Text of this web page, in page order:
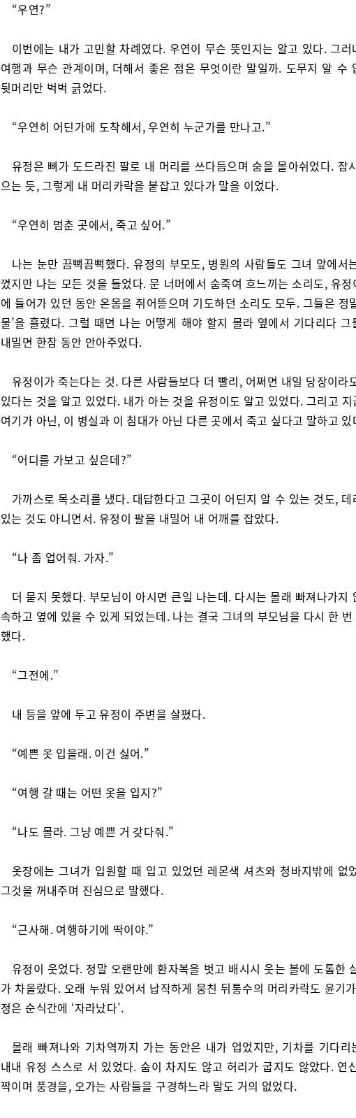
“우연?”
이번에는 내가 고민할 차례였다. 우연이 무슨 뜻인지는 알고 있다. 그러
여행과 무슨 관계이며, 더해서 좋은 점은 무엇이란 말일까. 도무지 알 수
뒷머리만 벅벅 긁었다.
“우연히 어딘가에 도착해서, 우연히 누군가를 만나고.”
유정은 뼈가 도드라진 팔로 내 머리를 쓰다듬으며 숨을 몰아쉬었다. 잠
으는 듯, 그렇게 내 머리카락을 붙잡고 있다가 말을 이었다.
“우연히 멈춘 곳에서, 죽고 싶어.”
나는 눈만 끔뻑끔뻑했다. 유정의 부모도, 병원의 사람들도 그녀 앞에서
꼈지만 나는 모든 것을 들었다. 문 너머에서 숨죽여 흐느끼는 소리도, 유정
에 들어가 있던 동안 온몸을 쥐어뜯으며 기도하던 소리도 모두. 그들은 정
물’을 흘렸다. 그럴 때면 나는 어떻게 해야 할지 몰라 옆에서 기다리다 그
내밀면 한참 동안 안아주었다.
유정이가 죽는다는 것. 다른 사람들보다 더 빨리, 어쩌면 내일 당장이라
있다는 것을 알고 있었다. 내가 아는 것을 유정이도 알고 있었다. 그리고 지
여기가 아닌, 이 병실과 이 침대가 아닌 다른 곳에서 죽고 싶다고 말하고 있
“어디를 가보고 싶은데?”
가까스로 목소리를 냈다. 대답한다고 그곳이 어딘지 알 수 있는 것도, 데
있는 것도 아니면서. 유정이 팔을 내밀어 내 어깨를 잡았다.
“나 좀 업어줘. 가자.”
더 묻지 못했다. 부모님이 아시면 큰일 나는데. 다시는 몰래 빠져나가지
속하고 옆에 있을 수 있게 되었는데. 나는 결국 그녀의 부모님을 다시 한
했다.
“그전에.”
내 등을 앞에 두고 유정이 주변을 살폈다.
“예쁜 옷 입을래. 이건 싫어.”
“여행 갈 때는 어떤 옷을 입지?”
“나도 몰라. 그냥 예쁜 거 갖다줘.”
옷장에는 그녀가 입원할 때 입고 있었던 레몬색 셔츠와 청바지밖에 없
그것을 꺼내주며 진심으로 말했다.
“근사해. 여행하기에 딱이야.”
유정이 웃었다. 정말 오랜만에 환자복을 벗고 배시시 웃는 볼에 도톰한
가 차올랐다. 오래 누워 있어서 납작하게 뭉친 뒤통수의 머리카락도 윤기
정은 순식간에 ‘자라났다’.
몰래 빠져나와 기차역까지 가는 동안은 내가 업었지만, 기차를 기다리
내내 유정 스스로 서 있었다. 숨이 차지도 않고 허리가 굽지도 않았다. 연
짝이며 풍경을, 오가는 사람들을 구경하느라 말도 거의 없었다.